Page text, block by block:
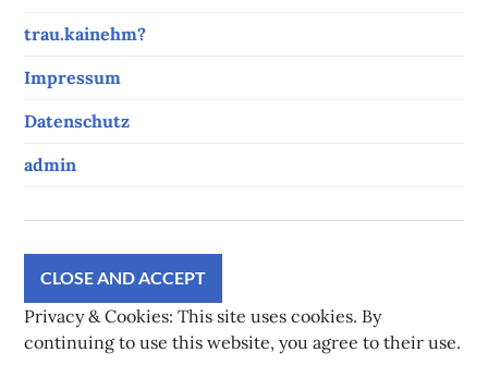
trau.kainehm?
Impressum
Datenschutz
admin
Privacy & Cookies: This site uses cookies. By
continuing to use this website, you agree to their use.